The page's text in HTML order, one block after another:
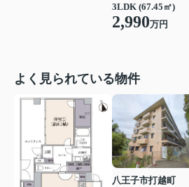
3LDK (67.45㎡)
2,990万円
よく見られている物件
八王子市打越町